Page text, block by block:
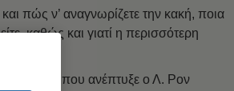
και πώς ν’ αναγνωρίζετε την κακή, ποια
καθώς και γιατί η περισσότερη
ασκήσεις που ανέπτυξε ο Λ. Ρον